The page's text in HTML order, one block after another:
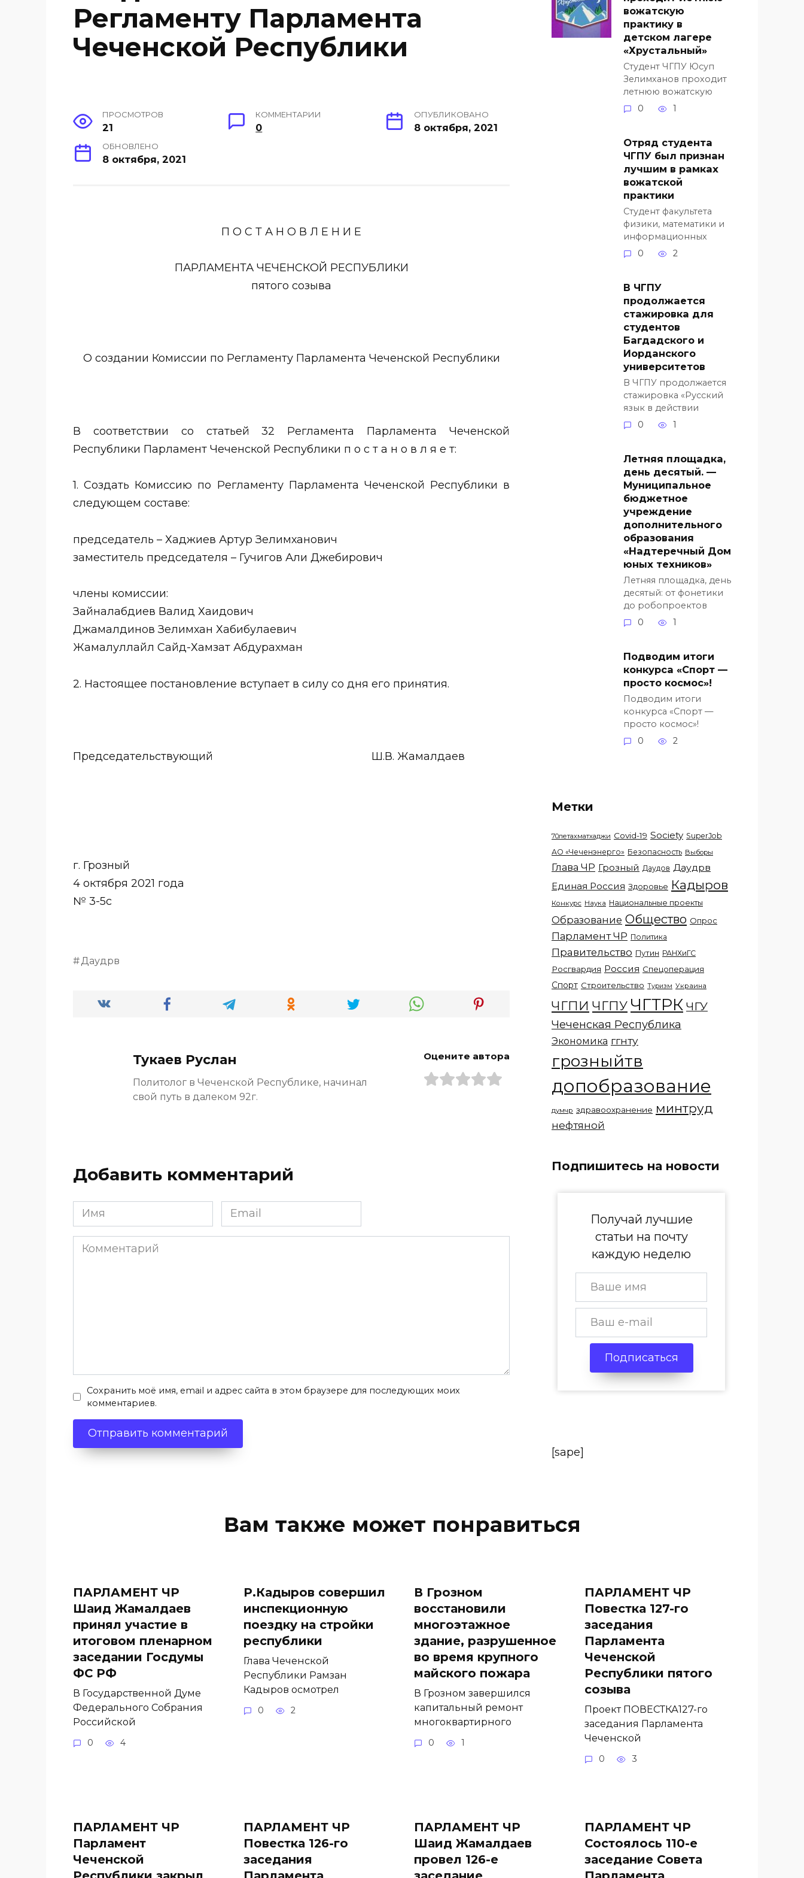
Регламенту Парламента
Чеченской Республики
ПРОСМОТРОВ
21
КОММЕНТАРИИ
0
ОПУБЛИКОВАНО
8 октября, 2021
ОБНОВЛЕНО
8 октября, 2021
П О С Т А Н О В Л Е Н И Е
ПАРЛАМЕНТА ЧЕЧЕНСКОЙ РЕСПУБЛИКИ
пятого созыва
О создании Комиссии по Регламенту Парламента Чеченской Республики
В соответствии со статьей 32 Регламента Парламента Чеченской
Республики Парламент Чеченской Республики п о с т а н о в л я е т:
1. Создать Комиссию по Регламенту Парламента Чеченской Республики в
следующем составе:
председатель – Хаджиев Артур Зелимханович
заместитель председателя – Гучигов Али Джебирович
члены комиссии:
Зайналабдиев Валид Хаидович
Джамалдинов Зелимхан Хабибулаевич
Жамалуллайл Сайд-Хамзат Абдурахман
2. Настоящее постановление вступает в силу со дня его принятия.
Председательствующий Ш.В. Жамалдаев
г. Грозный
4 октября 2021 года
№ 3-5с
Даудрв
Тукаев Руслан
Политолог в Чеченской Республике, начинал
свой путь в далеком 92г.
Оцените автора
Добавить комментарий
Имя
*
Email
*
Комментарий
Сохранить моё имя, email и адрес сайта в этом браузере для последующих моих
комментариев.
вожатскую
практику в
детском лагере
«Хрустальный»
Студент ЧГПУ Юсуп
Зелимханов проходит
летнюю вожатскую
0
1
Отряд студента
ЧГПУ был признан
лучшим в рамках
вожатской
практики
Студент факультета
физики, математики и
информационных
0
2
В ЧГПУ
продолжается
стажировка для
студентов
Багдадского и
Иорданского
университетов
В ЧГПУ продолжается
стажировка «Русский
язык в действии
0
1
Летняя площадка,
день десятый. —
Муниципальное
бюджетное
учреждение
дополнительного
образования
«Надтеречный Дом
юных техников»
Летняя площадка, день
десятый: от фонетики
до робопроектов
0
1
Подводим итоги
конкурса «Спорт —
просто космос»!
Подводим итоги
конкурса «Спорт —
просто космос»!
0
2
Метки
70летахматхаджи Covid-19 Society SuperJob
АО «Чеченэнерго» Безопасность Выборы
Глава ЧР Грозный Даудов Даудрв
Единая Россия Здоровье Кадыров
Конкурс Наука Национальные проекты
Образование Общество Опрос
Парламент ЧР Политика
Правительство Путин РАНХиГС
Росгвардия Россия Спецоперация
Спорт Строительство Туризм Украина
ЧГПИ ЧГПУ ЧГТРК ЧГУ
Чеченская Республика
Экономика ггнту
грозныйтв
допобразование
думчр здравоохранение минтруд
нефтяной
Подпишитесь на новости
Получай лучшие
статьи на почту
каждую неделю
Подписаться
[sape]
Вам также может понравиться
ПАРЛАМЕНТ ЧР
Шаид Жамалдаев
принял участие в
итоговом пленарном
заседании Госдумы
ФС РФ
В Государственной Думе
Федерального Собрания
Российской
0 4
Р.Кадыров совершил
инспекционную
поездку на стройки
республики
Глава Чеченской
Республики Рамзан
Кадыров осмотрел
0 2
В Грозном
восстановили
многоэтажное
здание, разрушенное
во время крупного
майского пожара
В Грозном завершился
капитальный ремонт
многоквартирного
0 1
ПАРЛАМЕНТ ЧР
Повестка 127-го
заседания
Парламента
Чеченской
Республики пятого
созыва
Проект ПОВЕСТКА127-го
заседания Парламента
Чеченской
0 3
ПАРЛАМЕНТ ЧР
Парламент
Чеченской
ПАРЛАМЕНТ ЧР
Повестка 126-го
заседания
ПАРЛАМЕНТ ЧР
Шаид Жамалдаев
провел 126-е
ПАРЛАМЕНТ ЧР
Состоялось 110-е
заседание Совета